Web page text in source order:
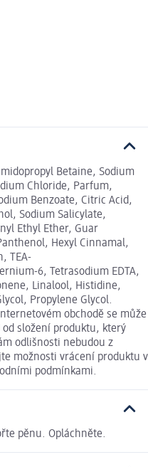
Betaine, Sodium
Chloride, Parfum,
Benzoate, Citric Acid,
Sodium Salicylate,
Ethyl Ether, Guar
Hexyl Cinnamal,
TEA-
6, Tetrasodium EDTA,
Linalool, Histidine,
Propylene Glycol.
obchodě se může
složení produktu, který
odlišnosti nebudou z
možnosti vrácení produktu v
podmínkami.
pěnu. Opláchněte.